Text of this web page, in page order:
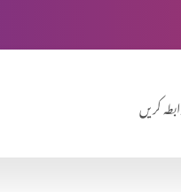
کریں